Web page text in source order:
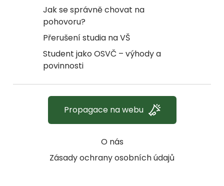
Jak se správně chovat na
pohovoru?
Přerušení studia na VŠ
Student jako OSVČ – výhody a
povinnosti
O nás
Zásady ochrany osobních údajů
Propagace na webu